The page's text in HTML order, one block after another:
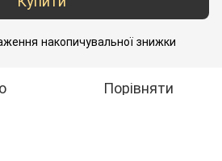
накопичувальної знижки
Порівняти